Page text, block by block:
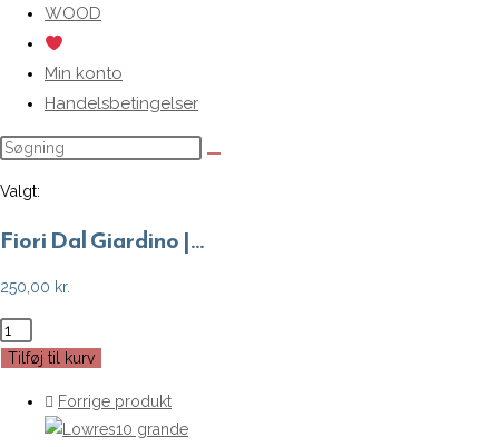
WOOD
Min konto
Handelsbetingelser
Valgt:
Fiori Dal Giardino |…
250,00 kr.
Fiori
DalTilføj til kurv
Forrige produkt